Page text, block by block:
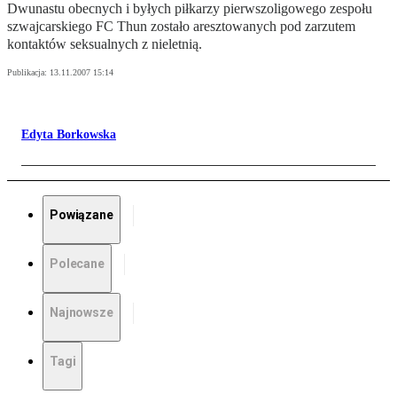
Dwunastu obecnych i byłych piłkarzy pierwszoligowego zespołu
szwajcarskiego FC Thun zostało aresztowanych pod zarzutem
kontaktów seksualnych z nieletnią.
Publikacja: 13.11.2007 15:14
Edyta Borkowska
Powiązane
Polecane
Najnowsze
Tagi